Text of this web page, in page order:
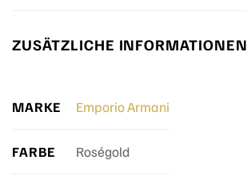
ZUSÄTZLICHE INFORMATIONEN
MARKE Emporio Armani
FARBE Roségold